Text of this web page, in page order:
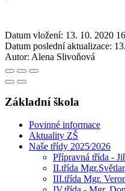
Datum vložení: 13. 10. 2020
Datum poslední aktualizace:
Autor: Alena Slivoňová
Základní škola
Povinné informace
Aktuality ZŠ
Naše třídy 2025⁄2026
Přípravná třída -
II.třída
III.třída Mgr.